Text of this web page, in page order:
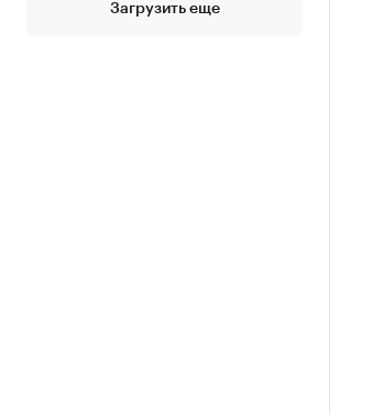
Загрузить еще